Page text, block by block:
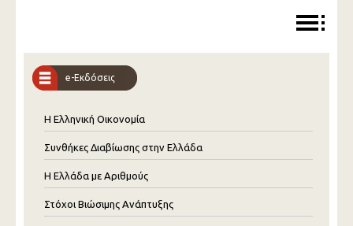
e-Εκδόσεις
Η Ελληνική Οικονομία
Συνθήκες Διαβίωσης στην Ελλάδα
Η Ελλάδα με Αριθμούς
Στόχοι Βιώσιμης Ανάπτυξης